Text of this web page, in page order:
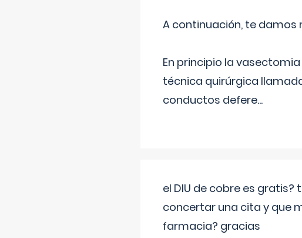
A continuación, te
En principio la
técnica quirúrgica
conductos defere...
el DIU de cobre es
concertar una cita y que
farmacia? gracias